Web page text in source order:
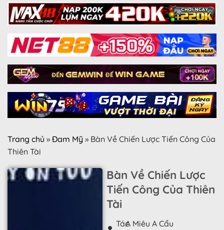
Trang chủ » Đam Mỹ » Bàn Về Chiến Lược Tiến Công Của
Thiên Tài
Bàn Về Chiến Lược
Tiến Công Của Thiên
Tài
TácA Miêu A Cẩu